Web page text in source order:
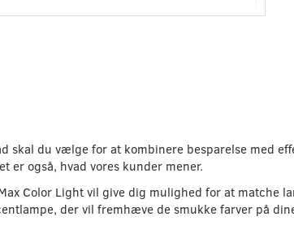
skal du vælge for at kombinere besparelse med
er også, hvad vores kunder mener.
Color Light vil give dig mulighed for at
der vil fremhæve de smukke farver på